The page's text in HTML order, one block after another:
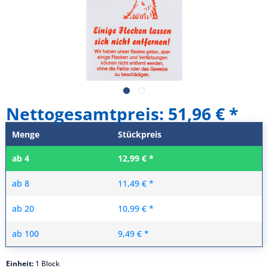
Nettogesamtpreis: 51,96 €
Menge Stückpreis
ab 4 12,99 € *
ab 8 11,49 € *
ab 20 10,99 € *
ab 100 9,49 € *
Einheit: 1 Block